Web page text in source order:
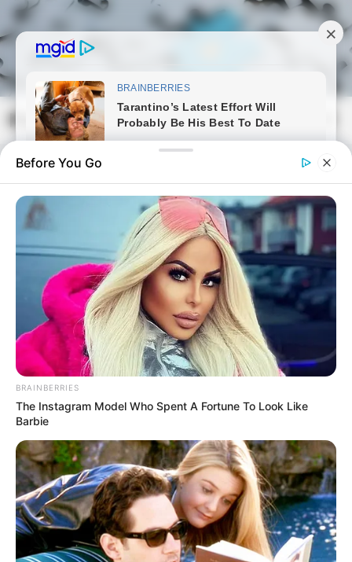
Skip
to
content
Magyarmozaik.com
Posted
in
Friss hírek
MOST ÉRKEZETT! KÉSZ ITT A
VÉGE..! Vogel Evelin MA ESTE
ledobta az atomot Magyar
Péterről: – DRÁMAI RÉSZLETEK:
bySzerző • September 14, 2025
Before You Go
BRAINBERRIES
The Instagram Model Who Spent A Fortune To Look Like
Barbie